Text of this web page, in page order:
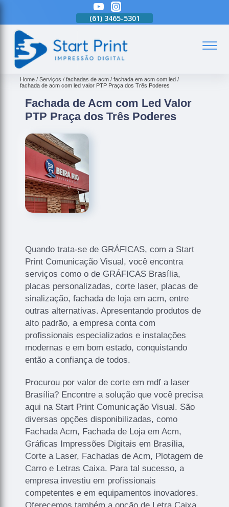
(61)3465-5301
Home Serviços fachadas de acm
fachada em acm com led
fachada de acm com led valor PTP Praça dos Três Poderes
Fachada de Acm com Led Valor
PTP Praça dos Três Poderes
Quando trata-se de GRÁFICAS, com a Start
Print Comunicação Visual, você encontra
serviços como o de GRÁFICAS Brasília,
placas personalizadas, corte laser, placas de
sinalização, fachada de loja em acm, entre
outras alternativas. Apresentando produtos de
alto padrão, a empresa conta com
profissionais especializados e instalações
modernas e em bom estado, conquistando
então a confiança de todos.
Procurou por valor de corte em mdf a laser
Brasília? Encontre a solução que você precisa
aqui na Start Print Comunicação Visual. São
diversas opções disponibilizadas, como
Fachada Acm, Fachada de Loja em Acm,
Gráficas Impressões Digitais em Brasília,
Corte a Laser, Fachadas de Acm, Plotagem de
Carro e Letras Caixa. Para tal sucesso, a
empresa investiu em profissionais
competentes e em equipamentos inovadores.